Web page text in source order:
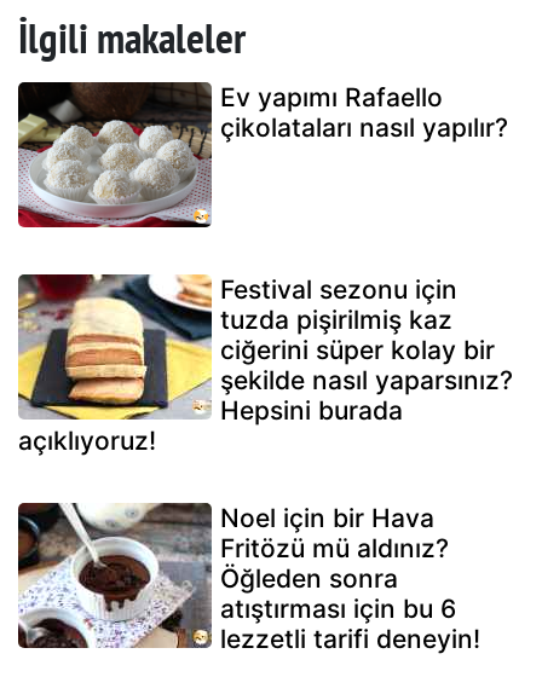
İlgili makaleler
Ev yapımı Rafaello
çikolataları nasıl yapılır?
Festival sezonu için
tuzda pişirilmiş kaz
ciğerini süper kolay bir
şekilde nasıl yaparsınız?
Hepsini burada
açıklıyoruz!
Noel için bir Hava
Fritözü mü aldınız?
Öğleden sonra
atıştırması için bu 6
lezzetli tarifi deneyin!